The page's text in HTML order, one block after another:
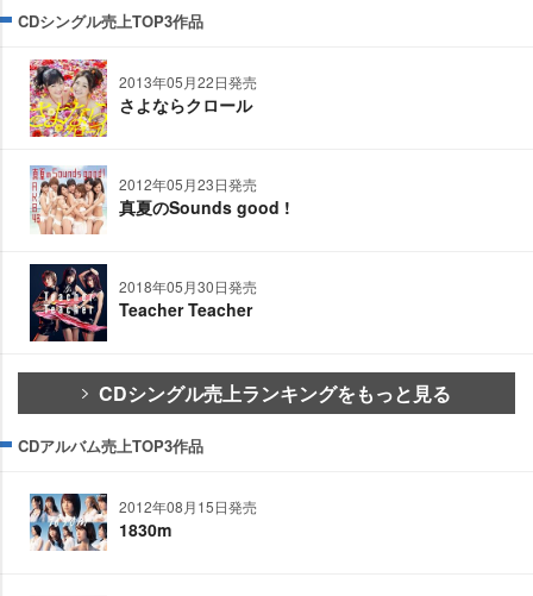
CDシングル売上TOP3作品
2013年05月22日発売
さよならクロール
2012年05月23日発売
真夏のSounds good !
2018年05月30日発売
Teacher Teacher
CDシングル売上ランキングをもっと見る
CDアルバム売上TOP3作品
2012年08月15日発売
1830m